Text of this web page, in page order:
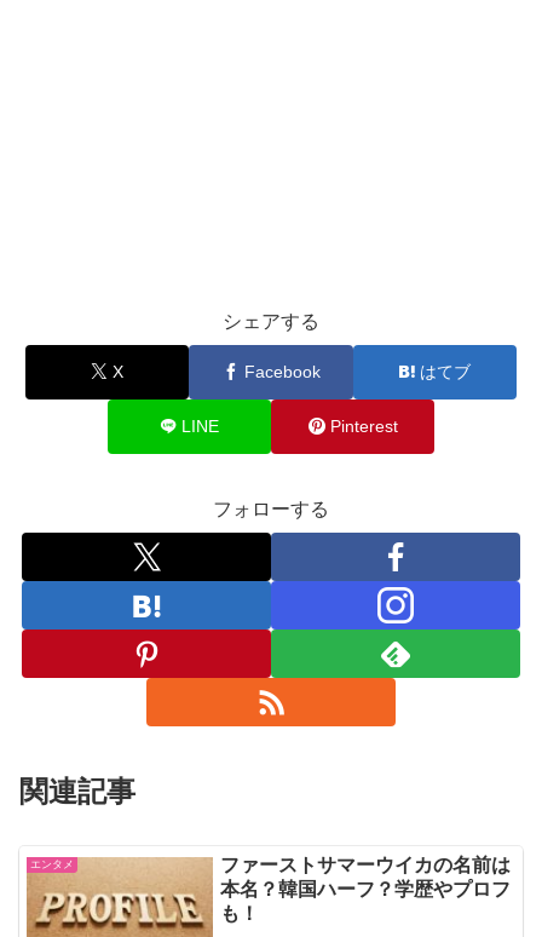
シェアする
X Facebook はてブ
LINE Pinterest
フォローする
関連記事
エンタメ
ファーストサマーウイカの名前は
本名？韓国ハーフ？学歴やプロフ
も！